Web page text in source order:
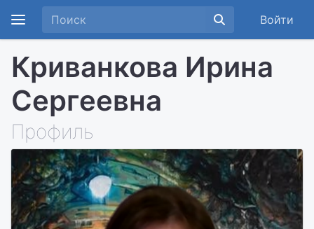
Войти
Криванкова Ирина
Сергеевна
Профиль